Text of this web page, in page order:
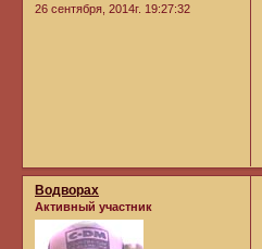
26 сентября, 2014г. 19:27:32
Водворах
Активный участник